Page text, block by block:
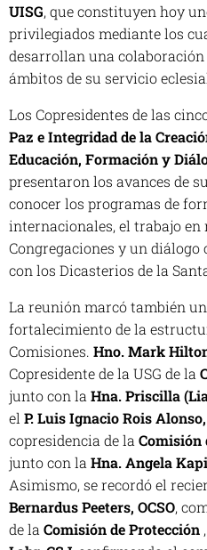
UISG, que constituyen hoy
privilegiados mediante los
desarrollan una
ámbitos de su servicio
Los Copresidentes de las
Paz e Integridad de la
Educación, Formación y
presentaron los avances de
conocer los programas de
internacionales, el trabajo en
Congregaciones y un
con los Dicasterios de la
La reunión marcó también
fortalecimiento de la
Comisiones. Hno. Mark
Copresidente de la USG de la
junto con la Hna. Priscilla
el P. Luis Ignacio Rois
copresidencia de la Comisión
junto con la Hna. Angela
Asimismo, se recordó el
Bernardus Peeters, OCSO,
de la Comisión deProtección